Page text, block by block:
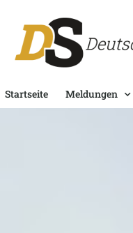
Startseite Meldungen